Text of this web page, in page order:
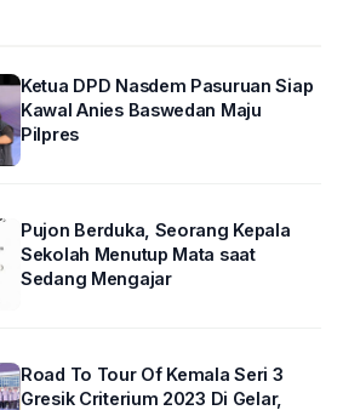
Ketua DPD Nasdem Pasuruan Siap
Kawal Anies Baswedan Maju
Pilpres
Pujon Berduka, Seorang Kepala
Sekolah Menutup Mata saat
Sedang Mengajar
Road To Tour Of Kemala Seri 3
Gresik Criterium 2023 Di Gelar,